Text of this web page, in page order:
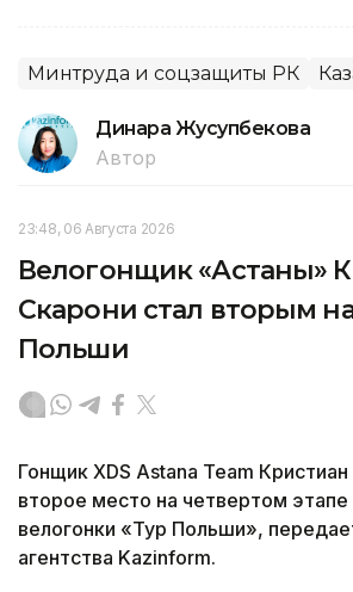
Минтруда и соцзащиты РК
Динара Жусупбекова
Автор
23:48, 06 Августа 2026
Велогонщик «Астаны»
Скарони стал вторым
Польши
Гонщик XDS Astana Team
второе место на четвертом
велогонки «Тур Польши»,
агентства Kazinform.